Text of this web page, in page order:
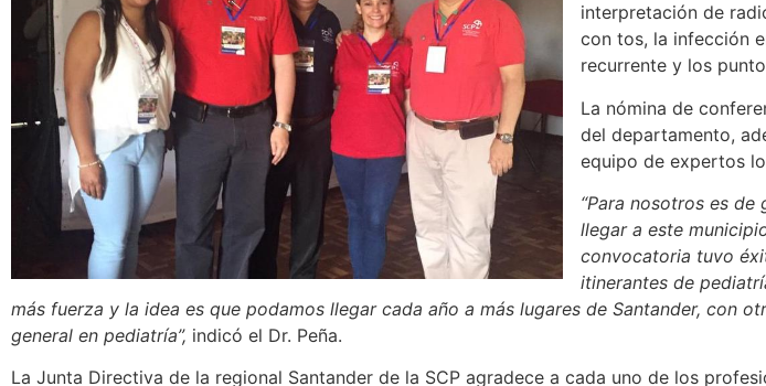
interpretación de
con tos, la infección
recurrente y los
La nómina de
del departamento,
equipo de expertos
“Para nosotros es de
llegar a este
convocatoria tuvo
itinerantes de
más fuerza y la idea es que podamos llegar cada año a más lugares de Santander, con
general en pediatría”, indicó el Dr. Peña.
La Junta Directiva de la regional Santander de la SCP agradece a cada uno de los